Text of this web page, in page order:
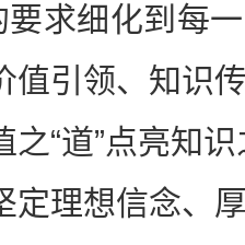
要求细化到每
值引领、知识
“道”点亮知识
定理想信念、